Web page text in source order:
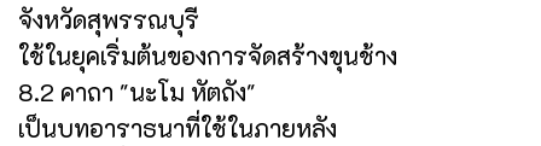
จังหวัดสุพรรณบุรี
ใช้ในยุคเริ่มต้นของการจัดสร้างขุนช้าง
8.2 คาถา "นะโม หัตถัง"
เป็นบทอาราธนาที่ใช้ในภายหลัง